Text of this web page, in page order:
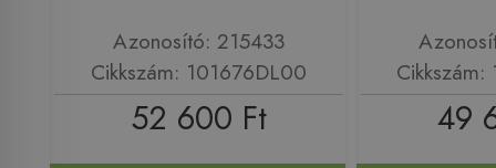
Azonosító: 215433
Cikkszám: 101676DL00
52 600 Ft 49